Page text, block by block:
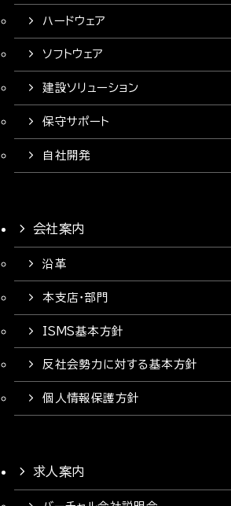
ハードウェア
ソフトウェア
建設ソリューション
保守サポート
自社開発
会社案内
沿革
本支店・部門
ISMS基本方針
反社会勢力に対する基本方針
個人情報保護方針
求人案内